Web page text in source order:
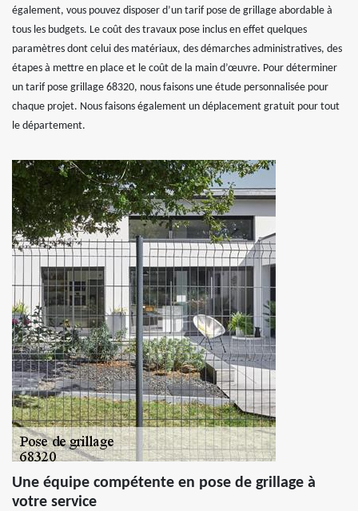
également, vous pouvez disposer d’un tarif pose de grillage abordable à
tous les budgets. Le coût des travaux pose inclus en effet quelques
paramètres dont celui des matériaux, des démarches administratives, des
étapes à mettre en place et le coût de la main d’œuvre. Pour déterminer
un tarif pose grillage 68320, nous faisons une étude personnalisée pour
chaque projet. Nous faisons également un déplacement gratuit pour tout
le département.
Une équipe compétente en pose de grillage à
votre service